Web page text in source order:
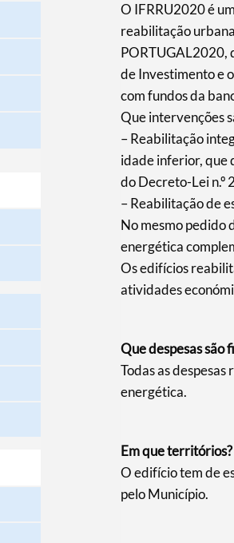
O IFRRU2020 é
reabilitação
PORTUGAL2020,
de Investimento e
com fundos da
Que intervenções
– Reabilitação
idade inferior, que
do Decreto-Lei n.º
– Reabilitação de
No mesmo pedido
energética
Os edifícios
atividades
Que despesas são
Todas as
energética.
Em que territórios?
O edifício tem de
pelo Município.